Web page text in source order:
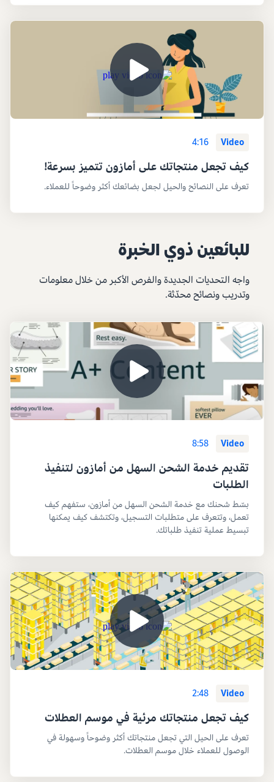
Video
4:16
كيف تجعل منتجاتك على أمازون تتميز بسرعة!
تعرف على النصائح والحيل لجعل بضائعك أكثر وضوحاً للعملاء.
للبائعين ذوي الخبرة
واجه التحديات الجديدة والفرص الأكبر من خلال معلومات
وتدريب ونصائح محدّثة.
Video
8:58
تقديم خدمة الشحن السهل من أمازون لتنفيذ
الطلبات
بسّط شحنك مع خدمة الشحن السهل من أمازون، ستفهم كيف
تعمل، وتتعرف على متطلبات التسجيل، وتكتشف كيف يمكنها
تبسيط عملية تنفيذ طلباتك.
Video
2:48
كيف تجعل منتجاتك مرئية في موسم العطلات
تعرف على الحيل التي تجعل منتجاتك أكثر وضوحاً وسهولة في
الوصول للعملاء خلال موسم العطلات.